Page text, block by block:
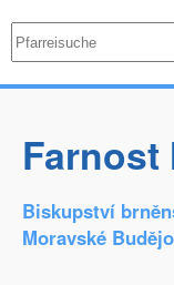
Farnost
Biskupství
Moravské